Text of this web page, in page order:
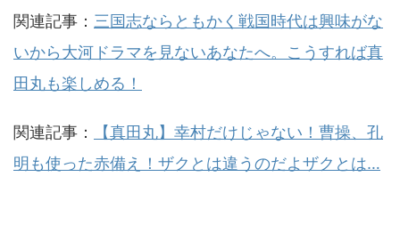
関連記事： 三国志ならともかく戦国時代は興味がな
いから大河ドラマを見ないあなたへ。こうすれば真
田丸も楽しめる！
関連記事：
【真田丸】幸村だけじゃない！曹操、孔
明も使った赤備え！ザクとは違うのだよザクとは…